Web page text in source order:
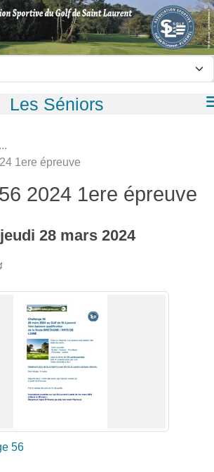
Les Séniors
1ere épreuve
2024 1ere épreuve
jeudi 28 mars 2024
56
cookies